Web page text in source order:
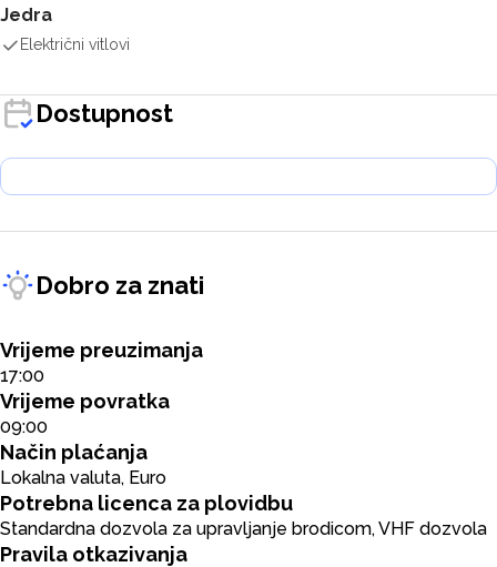
Jedra
Električni vitlovi
Dostupnost
Dobro za znati
Vrijeme preuzimanja
17:00
Vrijeme povratka
09:00
Način plaćanja
Lokalna valuta, Euro
Potrebna licenca za plovidbu
Standardna dozvola za upravljanje brodicom, VHF dozvola
Pravila otkazivanja